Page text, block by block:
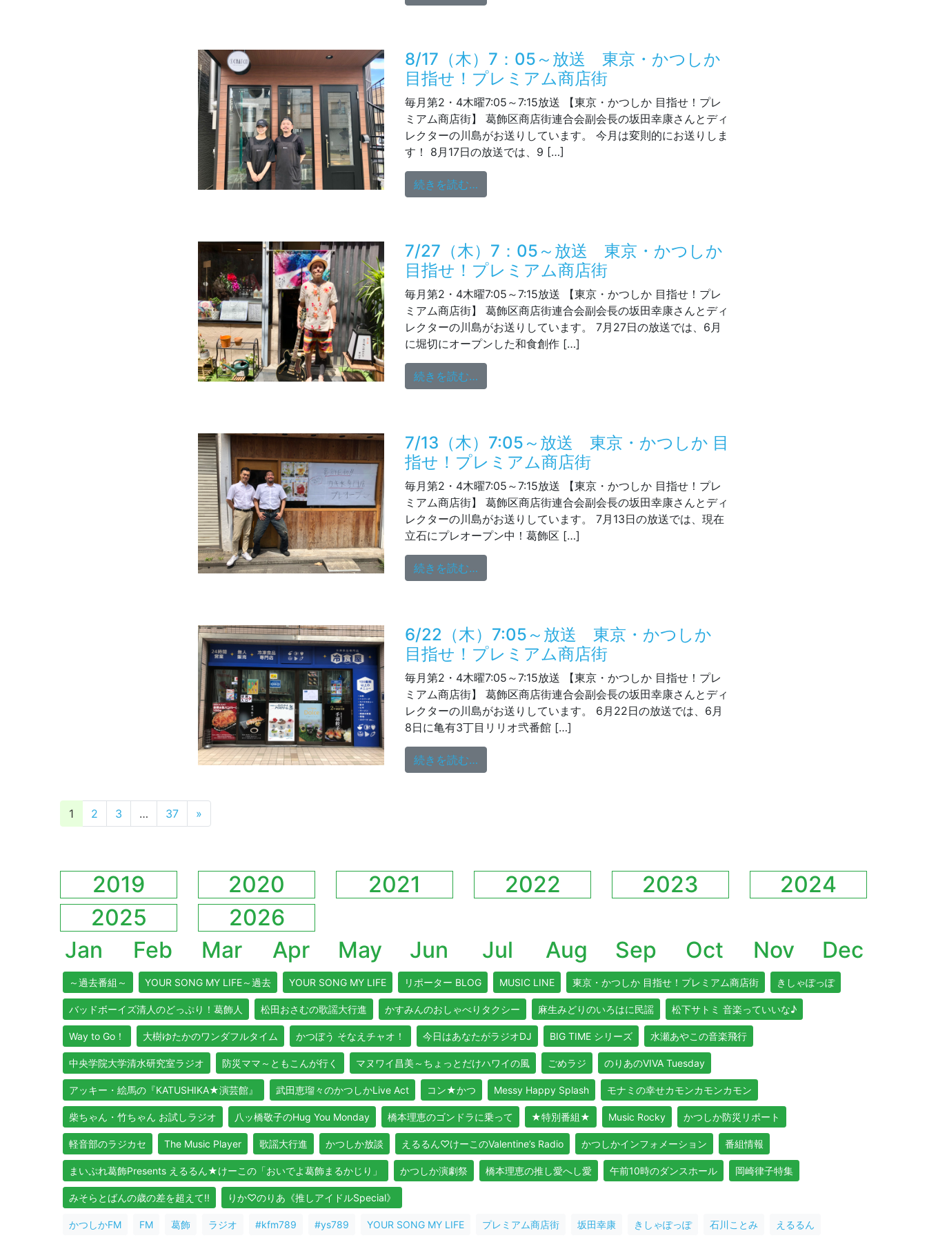
8/17（木）7：05～放送 東京・かつしか
目指せ！プレミアム商店街
毎月第2・4木曜7:05～7:15放送 【東京・かつしか 目指せ！プレ
ミアム商店街】 葛飾区商店街連合会副会長の坂田幸康さんとディ
レクターの川島がお送りしています。 今月は変則的にお送りしま
す！ 8月17日の放送では、9 […]
続きを読む…
7/27（木）7：05～放送 東京・かつしか
目指せ！プレミアム商店街
毎月第2・4木曜7:05～7:15放送 【東京・かつしか 目指せ！プレ
ミアム商店街】 葛飾区商店街連合会副会長の坂田幸康さんとディ
レクターの川島がお送りしています。 7月27日の放送では、6月
に堀切にオープンした和食創作 […]
続きを読む…
7/13（木）7:05～放送 東京・かつしか 目
指せ！プレミアム商店街
毎月第2・4木曜7:05～7:15放送 【東京・かつしか 目指せ！プレ
ミアム商店街】 葛飾区商店街連合会副会長の坂田幸康さんとディ
レクターの川島がお送りしています。 7月13日の放送では、現在
立石にプレオープン中！葛飾区 […]
続きを読む…
6/22（木）7:05～放送 東京・かつしか
目指せ！プレミアム商店街
毎月第2・4木曜7:05～7:15放送 【東京・かつしか 目指せ！プレ
ミアム商店街】 葛飾区商店街連合会副会長の坂田幸康さんとディ
レクターの川島がお送りしています。 6月22日の放送では、6月
8日に亀有3丁目リリオ弐番館 […]
続きを読む…
投稿ナビゲーション
1 2 3 … 37 »
2019 2020 2021 2022 2023
2024
2025
2026
Jan
Feb Mar Apr May Jun Jul Aug Sep Oct Nov Dec
～過去番組～ YOUR SONG MY LIFE～過去 YOUR SONG MY LIFE リポーター BLOG MUSIC LINE 東京・かつしか 目指せ！プレミアム商店街 きしゃぽっぽ
バッドボーイズ清人のどっぷり！葛飾人 松田おさむの歌謡大行進 かすみんのおしゃべりタクシー 麻生みどりのいろはに民謡 松下サトミ 音楽っていいな♪
Way to Go！ 大樹ゆたかのワンダフルタイム かつぼう そなえチャオ！ 今日はあなたがラジオDJ BIG TIME シリーズ 水瀬あやこの音楽飛行
中央学院大学清水研究室ラジオ 防災ママ～ともこんが行く マヌワイ昌美～ちょっとだけハワイの風 ごめラジ のりあのVIVA Tuesday
アッキー・絵馬の『KATUSHIKA★演芸館』 武田恵瑠々のかつしかLive Act コン★かつ Messy Happy Splash モナミの幸せカモンカモンカモン
柴ちゃん・竹ちゃん お試しラジオ 八ッ橋敬子のHug You Monday 橋本理恵のゴンドラに乗って ★特別番組★ Music Rocky かつしか防災リポート
軽音部のラジカセ The Music Player 歌謡大行進 かつしか放談 えるるん♡けーこのValentine’s Radio かつしかインフォメーション 番組情報
まいぷれ葛飾Presents えるるん★けーこの「おいでよ葛飾まるかじり」 かつしか演劇祭 橋本理恵の推し愛へし愛 午前10時のダンスホール 岡崎律子特集
みそらとばんの歳の差を超えて!! りか♡のりあ《推しアイドルSpecial》
かつしかFM FM 葛飾 ラジオ #kfm789 #ys789 YOUR SONG MY LIFE プレミアム商店街 坂田幸康 きしゃぽっぽ 石川ことみ えるるん